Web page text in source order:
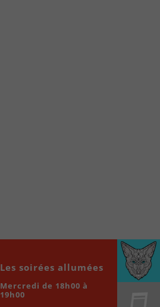
00:00
Les soirées allumées
Mercredi de 18h00 à
19h00